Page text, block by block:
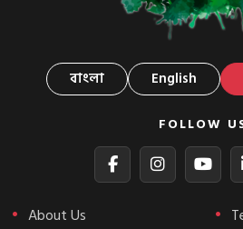
বাংলা English
FOLLOW
About Us